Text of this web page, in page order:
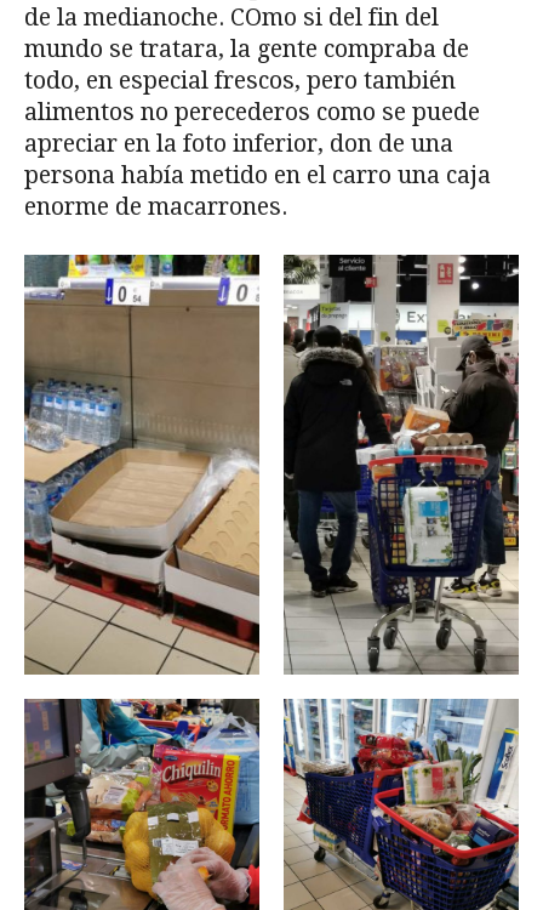
de la medianoche. COmo si del fin del
mundo se tratara, la gente compraba de
todo, en especial frescos, pero también
alimentos no perecederos como se puede
apreciar en la foto inferior, don de una
persona había metido en el carro una caja
enorme de macarrones.